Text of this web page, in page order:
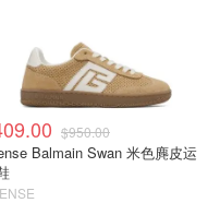
$950.00
Balmain Swan 米色麂皮运